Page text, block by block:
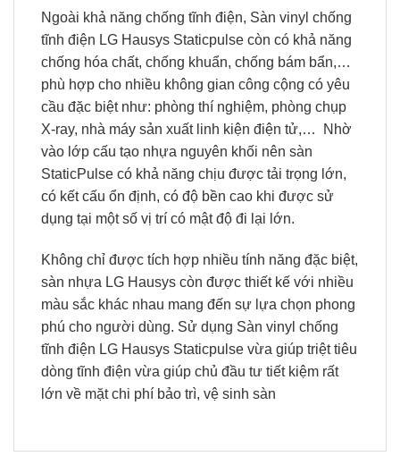
Ngoài khả năng chống tĩnh điện, Sàn vinyl chống
tĩnh điện LG Hausys Staticpulse còn có khả năng
chống hóa chất, chống khuẩn, chống bám bẩn,…
phù hợp cho nhiều không gian công cộng có yêu
cầu đặc biệt như: phòng thí nghiệm, phòng chụp
X-ray, nhà máy sản xuất linh kiện điện tử,… Nhờ
vào lớp cấu tạo nhựa nguyên khối nên sàn
StaticPulse có khả năng chịu được tải trọng lớn,
có kết cấu ổn định, có độ bền cao khi được sử
dụng tại một số vị trí có mật độ đi lại lớn.
Không chỉ được tích hợp nhiều tính năng đặc biệt,
sàn nhựa LG Hausys còn được thiết kế với nhiều
màu sắc khác nhau mang đến sự lựa chọn phong
phú cho người dùng. Sử dụng Sàn vinyl chống
tĩnh điện LG Hausys Staticpulse vừa giúp triệt tiêu
dòng tĩnh điện vừa giúp chủ đầu tư tiết kiệm rất
lớn về mặt chi phí bảo trì, vệ sinh sàn